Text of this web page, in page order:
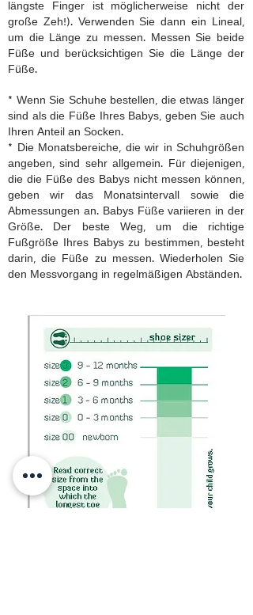
längste Finger ist möglicherweise nicht der
große Zeh!). Verwenden Sie dann ein Lineal,
um die Länge zu messen. Messen Sie beide
Füße und berücksichtigen Sie die Länge der
Füße.
* Wenn Sie Schuhe bestellen, die etwas länger
sind als die Füße Ihres Babys, geben Sie auch
Ihren Anteil an Socken.
* Die Monatsbereiche, die wir in Schuhgrößen
angeben, sind sehr allgemein. Für diejenigen,
die die Füße des Babys nicht messen können,
geben wir das Monatsintervall sowie die
Abmessungen an. Babys Füße variieren in der
Größe. Der beste Weg, um die richtige
Fußgröße Ihres Babys zu bestimmen, besteht
darin, die Füße zu messen. Wiederholen Sie
den Messvorgang in regelmäßigen Abständen.